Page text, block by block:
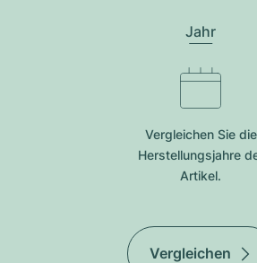
Jahr
Vergleichen Sie die
Herstellungsjahre
Artikel.
Vergleichen